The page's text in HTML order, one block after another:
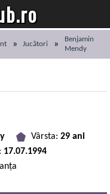
Jucători
Benjamin
Mendy
Vârsta: 29 ani
17.07.1994